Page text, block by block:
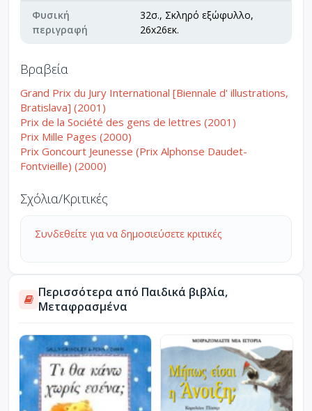
Φυσική
περιγραφή
32σ., Σκληρό εξώφυλλο,
26x26εκ.
Βραβεία
Grand Prix du Jury International [Biennale d' illustrations,
Bratislava] (2001)
Prix de la Société des gens de lettres (2001)
Prix Mille Pages (2000)
Prix Goncourt Jeunesse (Prix Alphonse Daudet-
Fontvieille) (2000)
Σχόλια/Κριτικές
Συνδεθείτε για να δημοσιεύσετε κριτικές
Περισσότερα από Παιδικά βιβλία,
Μεταφρασμένα